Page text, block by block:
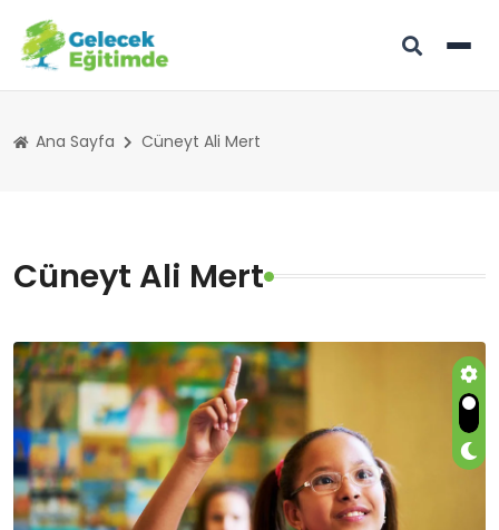
Ana Sayfa Cüneyt Ali Mert
Cüneyt Ali Mert